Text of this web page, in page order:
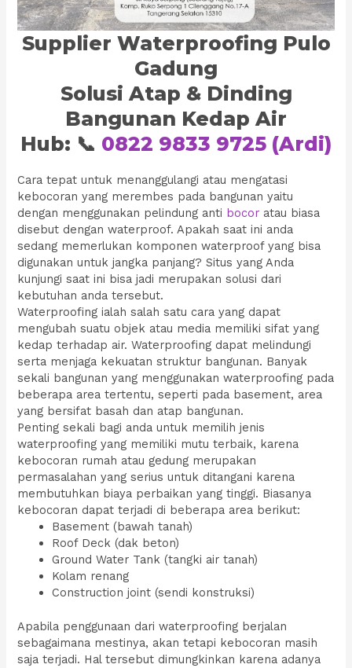
Supplier Waterproofing Pulo
Gadung
Solusi Atap & Dinding
Bangunan Kedap Air
Hub: 📞 0822 9833 9725 (Ardi)
Cara tepat untuk menanggulangi atau mengatasi
kebocoran yang merembes pada bangunan yaitu
dengan menggunakan pelindung anti bocor atau biasa
disebut dengan waterproof. Apakah saat ini anda
sedang memerlukan komponen waterproof yang bisa
digunakan untuk jangka panjang? Situs yang Anda
kunjungi saat ini bisa jadi merupakan solusi dari
kebutuhan anda tersebut.
Waterproofing ialah salah satu cara yang dapat
mengubah suatu objek atau media memiliki sifat yang
kedap terhadap air. Waterproofing dapat melindungi
serta menjaga kekuatan struktur bangunan. Banyak
sekali bangunan yang menggunakan waterproofing pada
beberapa area tertentu, seperti pada basement, area
yang bersifat basah dan atap bangunan.
Penting sekali bagi anda untuk memilih jenis
waterproofing yang memiliki mutu terbaik, karena
kebocoran rumah atau gedung merupakan
permasalahan yang serius untuk ditangani karena
membutuhkan biaya perbaikan yang tinggi. Biasanya
kebocoran dapat terjadi di beberapa area berikut:
Basement (bawah tanah)
Roof Deck (dak beton)
Ground Water Tank (tangki air tanah)
Kolam renang
Construction joint (sendi konstruksi)
Apabila penggunaan dari waterproofing berjalan
sebagaimana mestinya, akan tetapi kebocoran masih
saja terjadi. Hal tersebut dimungkinkan karena adanya